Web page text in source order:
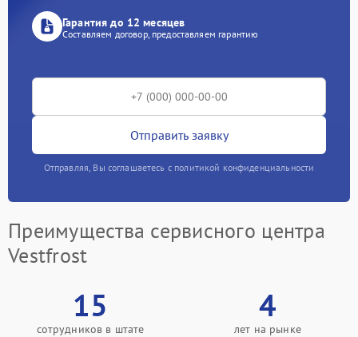
Гарантия до 12 месяцев
Составляем договор, предоставляем гарантию
Отправить заявку
Отправляя, Вы соглашаетесь с политикой конфиденциальности
Преимущества сервисного центра
Vestfrost
15
сотрудников в штате
4
лет на рынке